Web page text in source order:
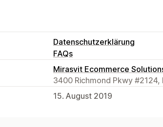
Datenschutzerklärung
FAQs
Mirasvit Ecommerce
3400 Richmond Pkwy #2124,
15. August 2019